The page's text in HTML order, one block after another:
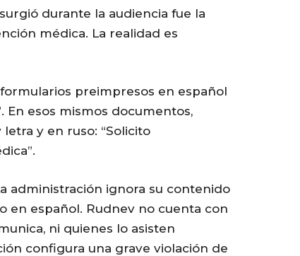
durante la audiencia fue la
médica. La realidad es
preimpresos en español
En esos mismos documentos,
y en ruso: “Solicito
administración ignora su contenido
en español. Rudnev no cuenta con
ni quienes lo asisten
configura una grave violación de